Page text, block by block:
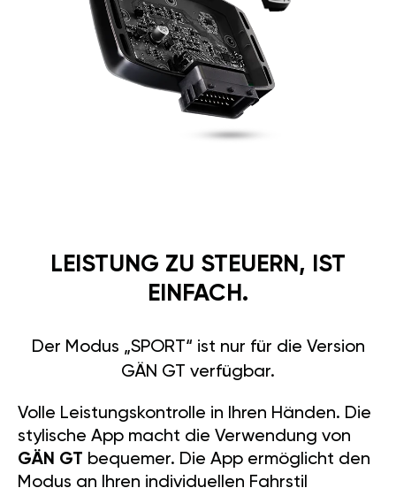
LEISTUNG ZU STEUERN, IST
EINFACH.
Der Modus „SPORT“ ist nur für die Version
GÄN GT verfügbar.
Volle Leistungskontrolle in Ihren Händen. Die
stylische App macht die Verwendung von
GÄN GT bequemer. Die App ermöglicht den
Modus an Ihren individuellen Fahrstil